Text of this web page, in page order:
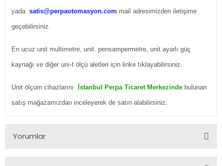
yada satis@perpaotomasyon.com mail adresimizden iletişime
geçebilirsiniz.
En ucuz unit multimetre, unit. pensampermetre, unit ayarlı güç
kaynağı ve diğer unı-t ölçü aletleri için linke tıklayabilirsiniz.
Unit ölçüm cihazlarını İstanbul Perpa Ticaret Merkezinde bulunan
satış mağazamızdan inceleyerek de satın alabilirsiniz.
Yorumlar